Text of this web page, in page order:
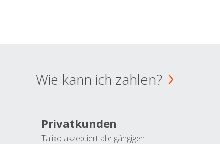
Wie kann ich zahlen?
Privatkunden
Talixo akzeptiert alle gängigen